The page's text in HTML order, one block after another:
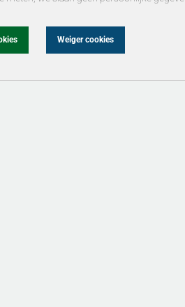
Weiger cookies